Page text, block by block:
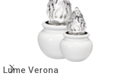
Lume Verona